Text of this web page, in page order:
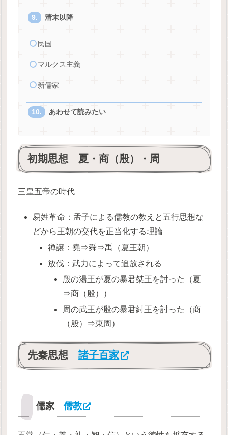
清末以降
民国
マルクス主義
新儒家
あわせて読みたい
初期思想 夏・商（殷）・周
三皇五帝の時代
易姓革命：孟子による儒教の教えと五行思想な
どから王朝の交代を正当化する理論
禅譲：堯⇒舜⇒禹（夏王朝）
放伐：武力によって追放される
殷の湯王が夏の暴君桀王を討った（夏
⇒商（殷））
周の武王が殷の暴君紂王を討った（商
（殷）⇒東周）
先秦思想諸子百家
儒家儒教